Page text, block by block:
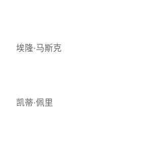
埃隆·马斯克
凯蒂·佩里